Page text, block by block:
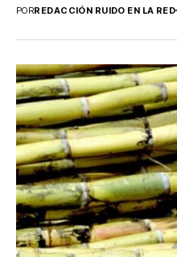
PORREDACCIÓN RUIDO EN LA RED